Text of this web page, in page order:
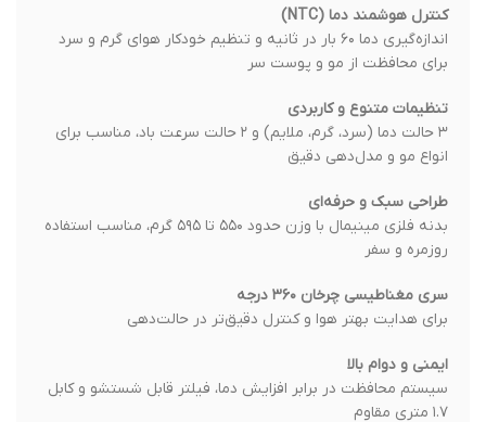
کنترل هوشمند دما (NTC)
اندازه‌گیری دما ۶۰ بار در ثانیه و تنظیم خودکار هوای گرم و سرد
برای محافظت از مو و پوست سر
تنظیمات متنوع و کاربردی
۳ حالت دما (سرد، گرم، ملایم) و ۲ حالت سرعت باد، مناسب برای
انواع مو و مدل‌دهی دقیق
طراحی سبک و حرفه‌ای
بدنه فلزی مینیمال با وزن حدود ۵۵۰ تا ۵۹۵ گرم، مناسب استفاده
روزمره و سفر
سری مغناطیسی چرخان ۳۶۰ درجه
برای هدایت بهتر هوا و کنترل دقیق‌تر در حالت‌دهی
ایمنی و دوام بالا
سیستم محافظت در برابر افزایش دما، فیلتر قابل شستشو و کابل